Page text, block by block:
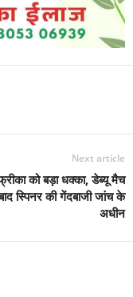
Next article
को बड़ा धक्का, डेब्यू मैच
स्पिनर की गेंदबाजी जांच के
अधीन